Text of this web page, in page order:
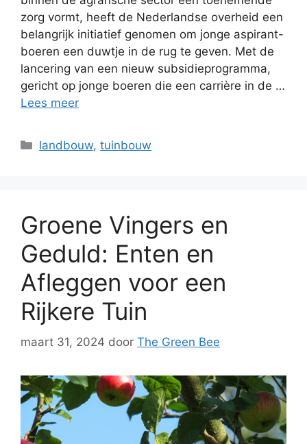
zorg vormt, heeft de Nederlandse overheid een
belangrijk initiatief genomen om jonge aspirant-
boeren een duwtje in de rug te geven. Met de
lancering van een nieuw subsidieprogramma,
gericht op jonge boeren die een carrière in de …
Lees meer
Categorieën
landbouw,tuinbouw
Groene Vingers en
Geduld: Enten en
Afleggen voor een
Rijkere Tuin
maart 31, 2024 door The Green Bee